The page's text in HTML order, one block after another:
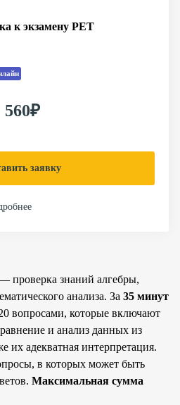
к экзамену PET
560₽
заявку
проверка знаний алгебры,
анализа. За 35 минут
вопросами, которые включают
и анализ данных из
их адекватная интерпретация.
в которых может быть
Максимальная сумма